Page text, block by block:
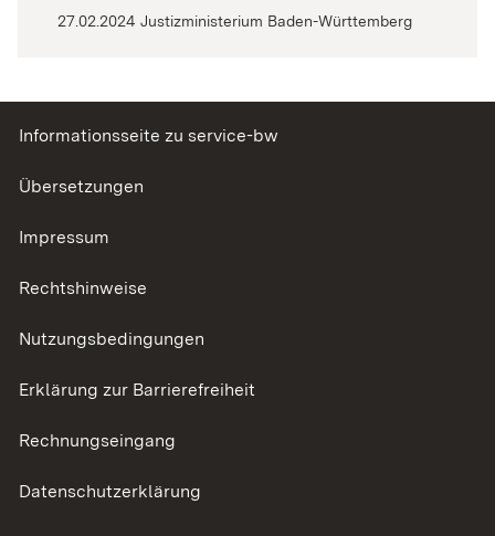
27.02.2024 Justizministerium Baden-Württemberg
Informationsseite zu service-bw
Übersetzungen
Impressum
Rechtshinweise
Nutzungsbedingungen
Erklärung zur Barrierefreiheit
Rechnungseingang
Datenschutzerklärung